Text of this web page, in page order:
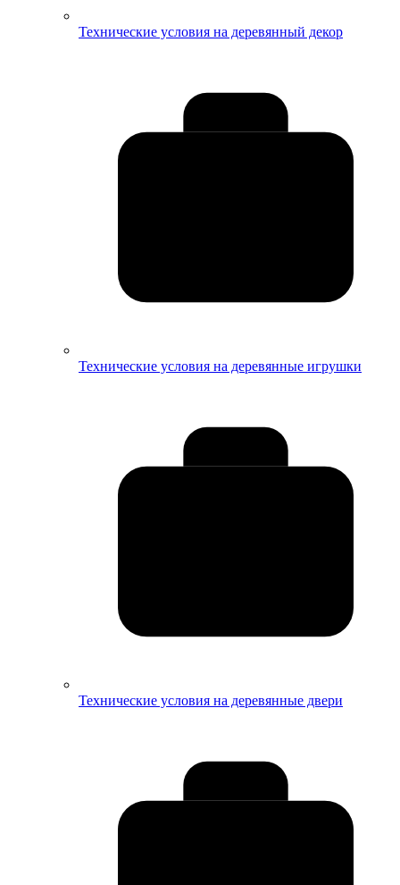
Технические условия на деревянный декор
Технические условия на деревянные игрушки
Технические условия на деревянные двери